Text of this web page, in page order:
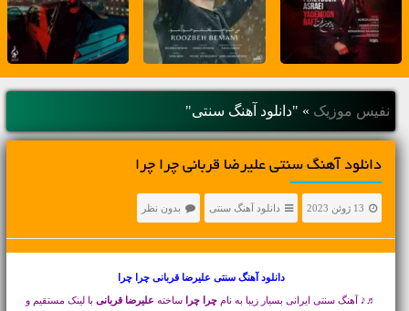
نفیس موزیک » "دانلود آهنگ سنتی"
دانلود آهنگ سنتی علیرضا قربانی چرا چرا
13 ژوئن 2023 دانلود آهنگ سنتی بدون نظر
دانلود آهنگ سنتی علیرضا قربانی چرا چرا
♬♪ آهنگ سنتی ایرانی بسیار زیبا به نام چرا چرا ساخته علیرضا قربانیبا لینک مستقیم و